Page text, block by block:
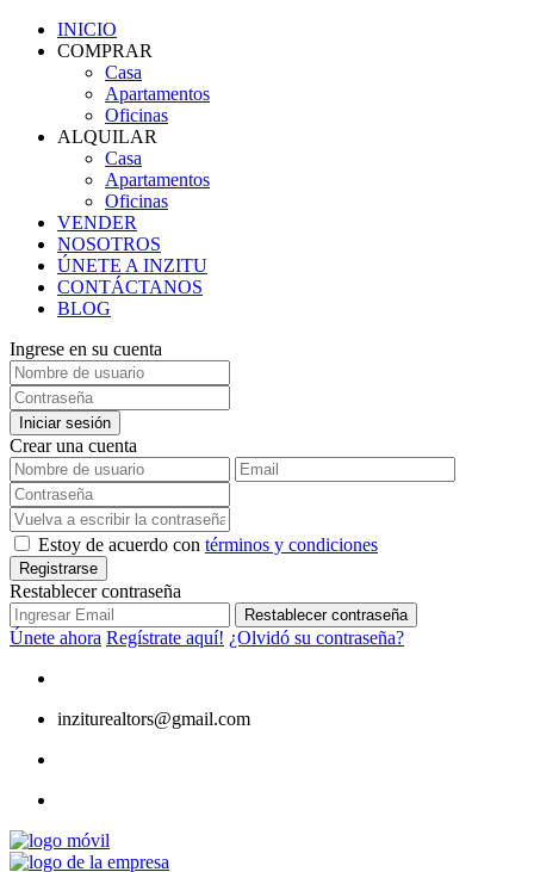
INICIO
COMPRAR
Casa
Apartamentos
Oficinas
ALQUILAR
Casa
Apartamentos
Oficinas
VENDER
NOSOTROS
ÚNETE A INZITU
CONTÁCTANOS
BLOG
Ingrese en su cuenta
Iniciar sesión
Crear una cuenta
Estoy de acuerdo con términos y condiciones
Registrarse
Restablecer contraseña
Restablecer contraseña
Únete ahora Regístrate aquí! ¿Olvidó su contraseña?
inziturealtors@gmail.com